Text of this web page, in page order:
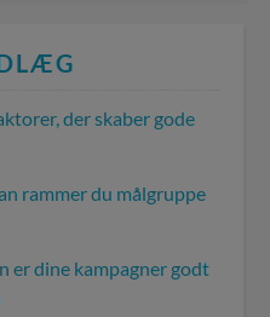
der skaber gode
rammer du målgruppe
er dine kampagner godt